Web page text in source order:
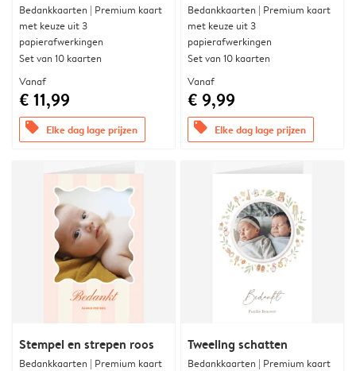
Bedankkaarten | Premium kaart
met keuze uit 3
papierafwerkingen
Set van 10 kaarten
Vanaf
€ 11,99
offers Elke dag lage prijzen
Bedankkaarten | Premium kaart
met keuze uit 3
papierafwerkingen
Set van 10 kaarten
Vanaf
€ 9,99
offers Elke dag lage prijzen
Stempel en strepen roos
Bedankkaarten | Premium kaart
Tweeling schatten
Bedankkaarten | Premium kaart